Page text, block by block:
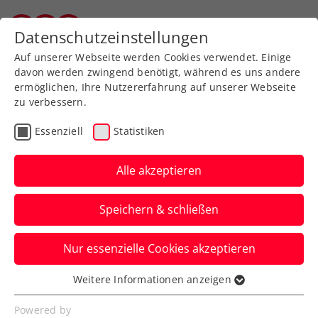
Zurück zur Newsübersicht
Ausbildung
Qualitätssicherung:
Relaunch des ÖTV-Kids-
Gütesiegels mit 2025
Der Österreichische Tennisverband setzt
weiterhin einen Schwerpunkt im Bereich
Datenschutzeinstellungen
Auf unserer Webseite werden Cookies verwendet. Einige
davon werden zwingend benötigt, während es uns andere
ermöglichen, Ihre Nutzererfahrung auf unserer Webseite
zu verbessern.
Essenziell Statistiken
Alle akzeptieren
Speichern & schließen
Nur essenzielle Cookies akzeptieren
Essenziell
Essenzielle Cookies werden für grundlegende
Weitere Informationen anzeigen
Powered by